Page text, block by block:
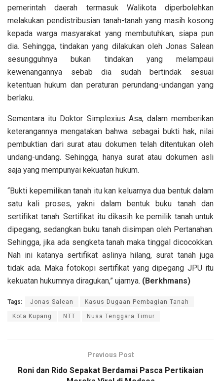
pemerintah daerah termasuk Walikota diperbolehkan
melakukan pendistribusian tanah-tanah yang masih kosong
kepada warga masyarakat yang membutuhkan, siapa pun
dia. Sehingga, tindakan yang dilakukan oleh Jonas Salean
sesungguhnya bukan tindakan yang melampaui
kewenangannya sebab dia sudah bertindak sesuai
ketentuan hukum dan peraturan perundang-undangan yang
berlaku.
Sementara itu Doktor Simplexius Asa, dalam memberikan
keterangannya mengatakan bahwa sebagai bukti hak, nilai
pembuktian dari surat atau dokumen telah ditentukan oleh
undang-undang. Sehingga, hanya surat atau dokumen asli
saja yang mempunyai kekuatan hukum.
“Bukti kepemilikan tanah itu kan keluarnya dua bentuk dalam
satu kali proses, yakni dalam bentuk buku tanah dan
sertifikat tanah. Sertifikat itu dikasih ke pemilik tanah untuk
dipegang, sedangkan buku tanah disimpan oleh Pertanahan.
Sehingga, jika ada sengketa tanah maka tinggal dicocokkan.
Nah ini katanya sertifikat aslinya hilang, surat tanah juga
tidak ada. Maka fotokopi sertifikat yang dipegang JPU itu
kekuatan hukumnya diragukan,” ujarnya. (Berkhmans)
Tags: Jonas Salean Kasus Dugaan Pembagian Tanah
Kota Kupang NTT Nusa Tenggara Timur
Previous Post
Roni dan Rido Sepakat Berdamai Pasca Pertikaian